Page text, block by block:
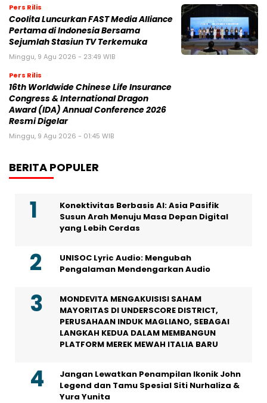
Pers Rilis
Coolita Luncurkan FAST Media Alliance
Pertama di Indonesia Bersama
Sejumlah Stasiun TV Terkemuka
Minggu, 9 Agu 2026 - 23:49 WIB
Pers Rilis
16th Worldwide Chinese Life Insurance
Congress & International Dragon
Award (IDA) Annual Conference 2026
Resmi Digelar
Minggu, 9 Agu 2026 - 01:45 WIB
BERITA POPULER
Konektivitas Berbasis AI: Asia Pasifik
Susun Arah Menuju Masa Depan Digital
yang Lebih Cerdas
UNISOC Lyric Audio: Mengubah
Pengalaman Mendengarkan Audio
MONDEVITA MENGAKUISISI SAHAM
MAYORITAS DI UNDERSCORE DISTRICT,
PERUSAHAAN INDUK MAGLIANO, SEBAGAI
LANGKAH KEDUA DALAM MEMBANGUN
PLATFORM MEREK MEWAH ITALIA BARU
Jangan Lewatkan Penampilan Ikonik John
Legend dan Tamu Spesial Siti Nurhaliza &
Yura Yunita